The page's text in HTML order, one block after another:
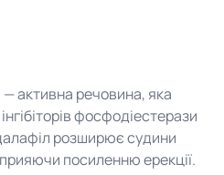
— активна речовина, яка
фосфодіестерази
розширює судини
посиленню ерекції.